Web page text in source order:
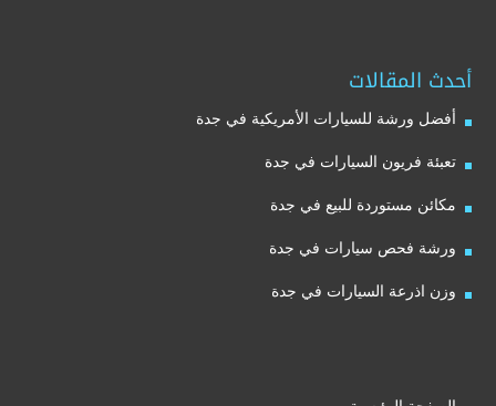
أحدث المقالات
أفضل ورشة للسيارات الأمريكية في جدة
تعبئة فريون السيارات في جدة
مكائن مستوردة للبيع في جدة
ورشة فحص سيارات في جدة
وزن اذرعة السيارات في جدة